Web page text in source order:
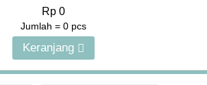
Rp 0
Jumlah = 0 pcs
Keranjang